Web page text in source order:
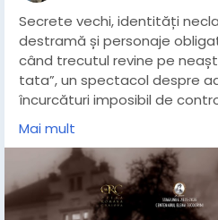
Secrete vechi, identități
destramă și personaje
când trecutul revine pe
tata”, un spectacol despre
încurcături imposibil de
schimbă totul, într-un haos
📌 Astăzi, 16 mai 2026, ora
Militar!
📌 Nu ratați ultimele bilete
https://
Mai mult